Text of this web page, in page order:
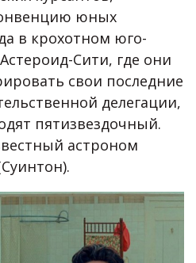
юных
в крохотном юго-
Сити, где они
свои последние
делегации,
пятизвездочный.
астроном